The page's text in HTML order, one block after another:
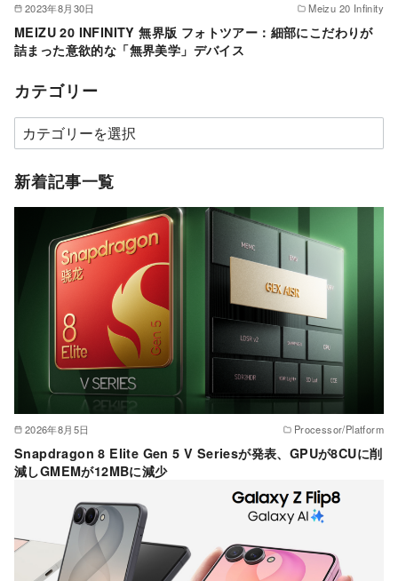
2023年8月30日 Meizu 20 Infinity
MEIZU 20 INFINITY 無界版 フォトツアー：細部にこだわりが
詰まった意欲的な「無界美学」デバイス
カテゴリー
カ
テ
ゴ
新着記事一覧
2026年8月5日 Processor/Platform
Snapdragon 8 Elite Gen 5 V Seriesが発表、GPUが8CUに削
減しGMEMが12MBに減少